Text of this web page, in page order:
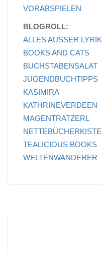
VORABSPIELEN
BLOGROLL:
ALLES AUSSER LYRIK
BOOKS AND CATS
BUCHSTABENSALAT
JUGENDBUCHTIPPS
KASIMIRA
KATHRINEVERDEEN
MAGENTRATZERL
NETTEBÜCHERKISTE
TEALICIOUS BOOKS
WELTENWANDERER